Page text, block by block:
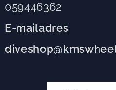
059446362
E-mailadres